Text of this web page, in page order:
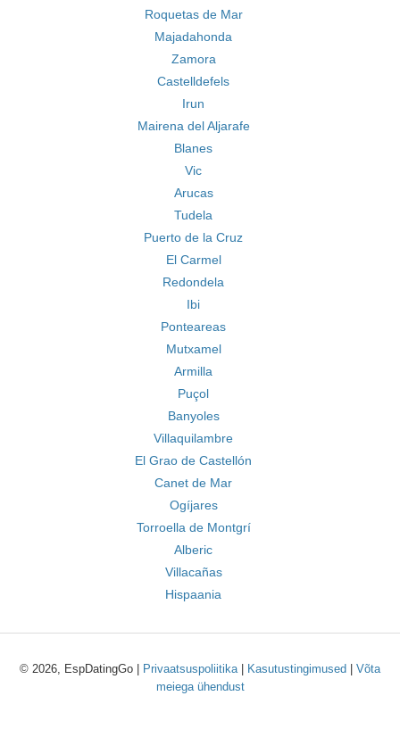
Roquetas de Mar
Majadahonda
Zamora
Castelldefels
Irun
Mairena del Aljarafe
Blanes
Vic
Arucas
Tudela
Puerto de la Cruz
El Carmel
Redondela
Ibi
Ponteareas
Mutxamel
Armilla
Puçol
Banyoles
Villaquilambre
El Grao de Castellón
Canet de Mar
Ogíjares
Torroella de Montgrí
Alberic
Villacañas
Hispaania
© 2026, EspDatingGo | Privaatsuspoliitika| Kasutustingimused
Võta
meiega ühendust